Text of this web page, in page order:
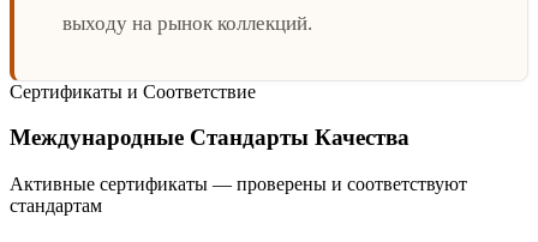
выходу на рынок коллекций.
Сертификаты и Соответствие
Международные Стандарты Качества
Активные сертификаты — проверены и соответствуют
стандартам